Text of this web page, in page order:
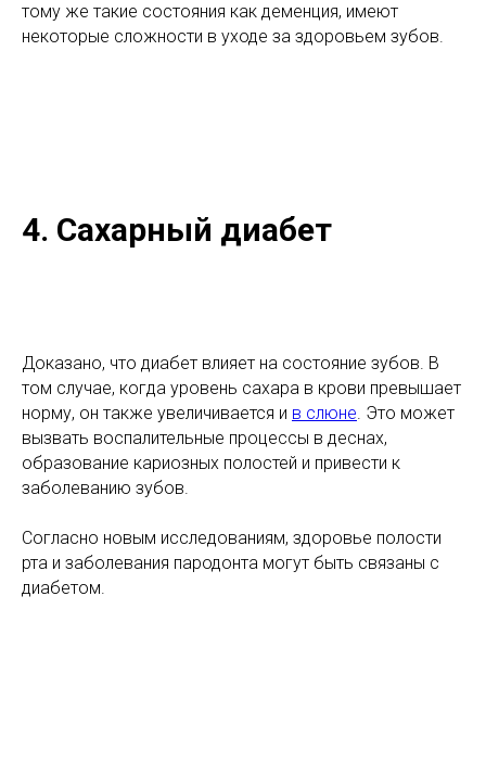
тому же такие состояния как деменция, имеют
некоторые сложности в уходе за здоровьем зубов.
4. Сахарный диабет
Доказано, что диабет влияет на состояние зубов. В
том случае, когда уровень сахара в крови превышает
норму, он также увеличивается и в слюне. Это может
вызвать воспалительные процессы в деснах,
образование кариозных полостей и привести к
заболеванию зубов.
Согласно новым исследованиям, здоровье полости
рта и заболевания пародонта могут быть связаны с
диабетом.